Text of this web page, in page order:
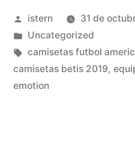
Publicado
por
istern
31 de
Publicado
en
Uncategorized
Etiquetas:
camisetas futbol
camisetas betis 2019,
emotion